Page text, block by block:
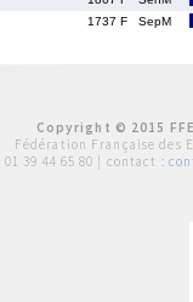
1737 F SepM
Copyright © 2015
Fédération Française des
01 39 44 65 80 | contact :